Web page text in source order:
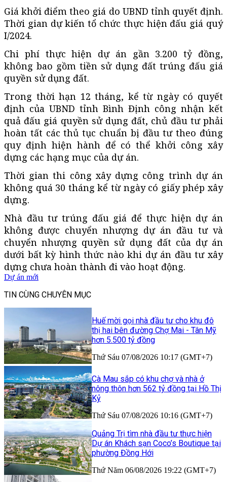
Giá khởi điểm theo giá do UBND tỉnh quyết định.
Thời gian dự kiến tổ chức thực hiện đấu giá quý
I/2024.
Chi phí thực hiện dự án gần 3.200 tỷ đồng,
không bao gồm tiền sử dụng đất trúng đấu giá
quyền sử dụng đất.
Trong thời hạn 12 tháng, kể từ ngày có quyết
định của UBND tỉnh Bình Định công nhận kết
quả đấu giá quyền sử dụng đất, chủ đầu tư phải
hoàn tất các thủ tục chuẩn bị đầu tư theo đúng
quy định hiện hành để có thể khởi công xây
dựng các hạng mục của dự án.
Thời gian thi công xây dựng công trình dự án
không quá 30 tháng kể từ ngày có giấy phép xây
dựng.
Nhà đầu tư trúng đấu giá để thực hiện dự án
không được chuyển nhượng dự án đầu tư và
chuyển nhượng quyền sử dụng đất của dự án
dưới bất kỳ hình thức nào khi dự án đầu tư xây
dựng chưa hoàn thành đi vào hoạt động.
Dự án mới
TIN CÙNG CHUYÊN MỤC
Huế mời gọi nhà đầu tư cho khu đô
thị hai bên đường Chợ Mai - Tân Mỹ
hơn 5.500 tỷ đồng
Thứ Sáu 07/08/2026 10:17 (GMT+7)
Cà Mau sắp có khu chợ và nhà ở
nông thôn hơn 562 tỷ đồng tại Hồ Thị
Kỷ
Thứ Sáu 07/08/2026 10:16 (GMT+7)
Quảng Trị tìm nhà đầu tư thực hiện
Dự án Khách sạn Coco’s Boutique tại
phường Đồng Hới
Thứ Năm 06/08/2026 19:22 (GMT+7)